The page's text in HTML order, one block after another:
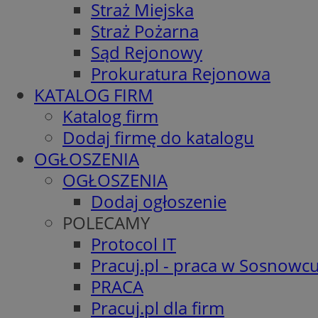
Straż Miejska
Straż Pożarna
Sąd Rejonowy
Prokuratura Rejonowa
KATALOG FIRM
Katalog firm
Dodaj firmę do katalogu
OGŁOSZENIA
OGŁOSZENIA
Dodaj ogłoszenie
POLECAMY
Protocol IT
Pracuj.pl - praca w
PRACA
Pracuj.pl dla firm